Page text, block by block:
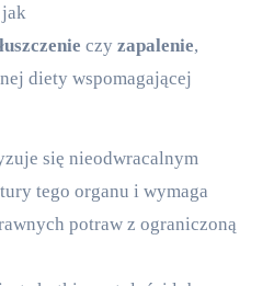
czy zapalenie,
diety wspomagającej
się nieodwracalnym
tego organu i wymaga
potraw z ograniczoną